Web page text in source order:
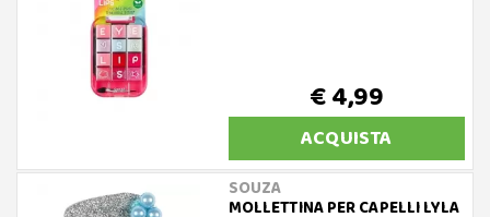
€ 4,99
ACQUISTA
SOUZA
MOLLETTINA PER CAPELLI LYLA